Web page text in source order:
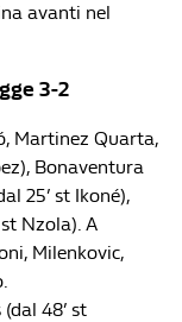
avanti nel
3-2
Martinez Quarta,
Bonaventura
25’ st Ikoné),
Nzola). A
Milenkovic,
48’ st